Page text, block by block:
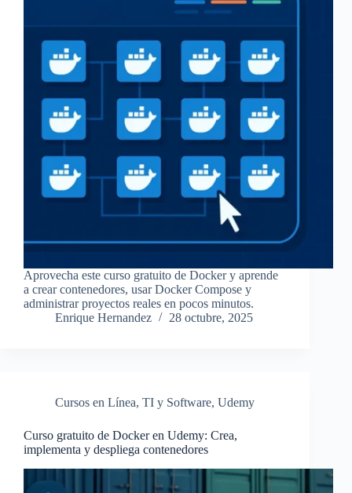
Aprovecha este curso gratuito de Docker y aprende
a crear contenedores, usar Docker Compose y
administrar proyectos reales en pocos minutos.
Enrique Hernandez
28 octubre, 2025
Cursos en Línea, TI y Software, Udemy
Curso gratuito de Docker en Udemy: Crea,
implementa y despliega contenedores